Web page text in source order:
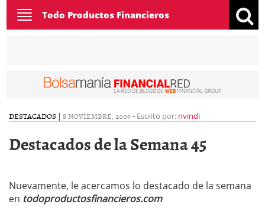
Toggle
navigation
Todo Productos Financieros
DESTACADOS | 8 NOVIEMBRE, 2009- Escrito por: nvindi
Destacados de la Semana 45
Nuevamente, le acercamos lo destacado de la semana
en todoproductosfinancieros.com